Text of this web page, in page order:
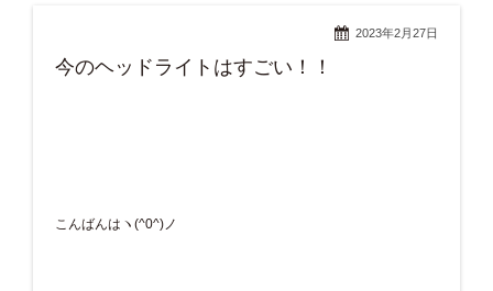
2023年2月27日
今のヘッドライトはすごい！！
こんばんはヽ(^0^)ノ